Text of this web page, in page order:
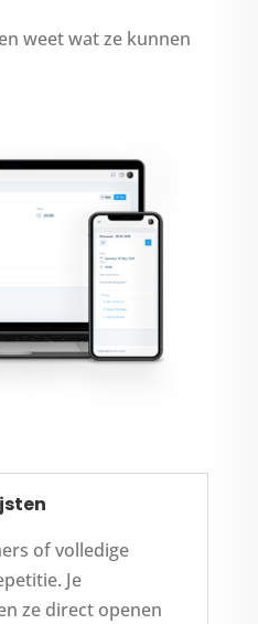
weet wat ze kunnen
of volledige
Je
ze direct openen